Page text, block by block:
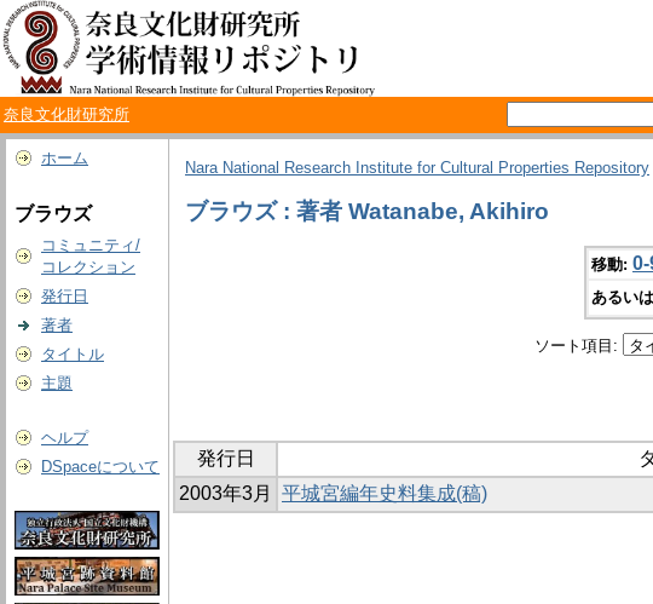
奈良文化財研究所
ホーム
ブラウズ
コミュニティ/
コレクション
発行日
著者
タイトル
主題
ヘルプ
DSpaceについて
Nara National Research Institute for Cultural Properties Repository
ブラウズ : 著者 Watanabe, Akihiro
移動: 0-
あるい
ソート項目:
発行日
2003年3月
平城宮編年史料集成(稿)